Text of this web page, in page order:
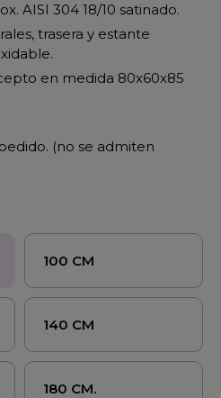
AISI 304 18/10 satinado.
trasera y estante
en medida 80x60x85
(no se admiten
100 CM
140 CM
180 CM.